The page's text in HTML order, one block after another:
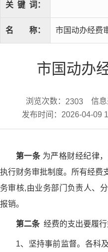
关 键 词：
名 称： 市国动办经费
市国动办
浏览次数： 2303
信
发布时间：2026-04-09
第一条 为严格财经纪律
执行财务审批制度。所有经费
务审核,由业务部门负责人、
报销。
第二条 经费的支出要履行
1、坚持事前监督。各科